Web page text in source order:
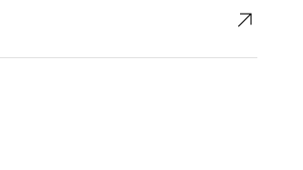
↗︎